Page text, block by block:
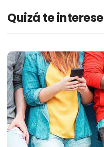
Quizá te interese